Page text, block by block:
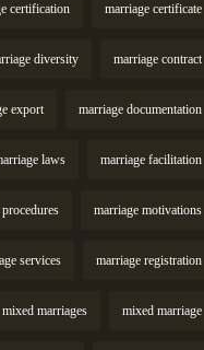
marriage certificate
certification
marriage contract
diversity
marriage documentation
export
marriage facilitation
laws
marriage motivations
marriage registration
services
mixed marriage
mixed marriages